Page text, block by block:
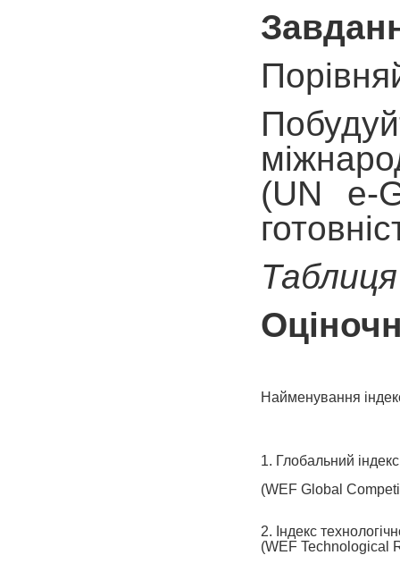
(UN e-
Найменування
1. Глобальний
(WEF Global
2. Індекс
(WEF Technological